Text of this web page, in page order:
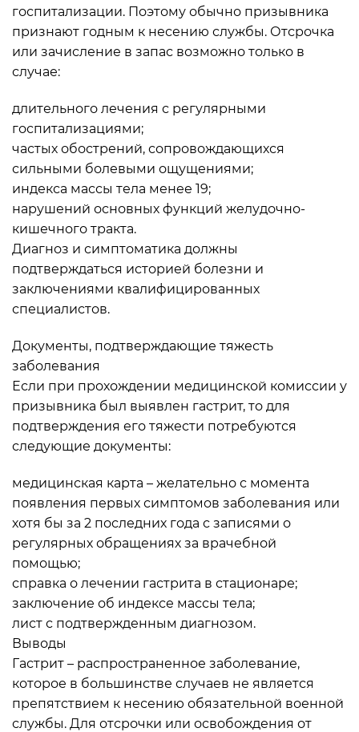
госпитализации. Поэтому обычно призывника
признают годным к несению службы. Отсрочка
или зачисление в запас возможно только в
случае:
длительного лечения с регулярными
госпитализациями;
частых обострений, сопровождающихся
сильными болевыми ощущениями;
индекса массы тела менее 19;
нарушений основных функций желудочно-
кишечного тракта.
Диагноз и симптоматика должны
подтверждаться историей болезни и
заключениями квалифицированных
специалистов.
Документы, подтверждающие тяжесть
заболевания
Если при прохождении медицинской комиссии у
призывника был выявлен гастрит, то для
подтверждения его тяжести потребуются
следующие документы:
медицинская карта – желательно с момента
появления первых симптомов заболевания или
хотя бы за 2 последних года с записями о
регулярных обращениях за врачебной
помощью;
справка о лечении гастрита в стационаре;
заключение об индексе массы тела;
лист с подтвержденным диагнозом.
Выводы
Гастрит – распространенное заболевание,
которое в большинстве случаев не является
препятствием к несению обязательной военной
службы. Для отсрочки или освобождения от